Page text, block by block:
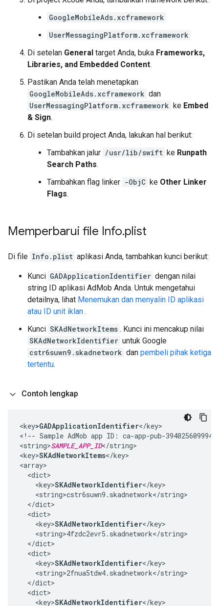
GoogleMobileAds.xcframework
UserMessagingPlatform.xcframework
Di setelan General target Anda, buka Frameworks,
Libraries, and Embedded Content.
Pastikan Anda telah menetapkan
GoogleMobileAds.xcframework dan
UserMessagingPlatform.xcframework ke Embed
& Sign.
Di setelan build project Anda, lakukan hal berikut:
Tambahkan jalur /usr/lib/swift ke Runpath
Search Paths.
Tambahkan flag linker -ObjC ke Other Linker
Flags.
Memperbarui file Info.plist
Di file Info.plist aplikasi Anda, tambahkan kunci berikut:
Kunci GADApplicationIdentifier dengan nilai
string ID aplikasi AdMob Anda. Untuk mengetahui
detailnya, lihat Menemukan dan menyalin ID aplikasi
atau ID unit iklan .
Kunci SKAdNetworkItems . Kunci ini mencakup nilai
SKAdNetworkIdentifier untuk Google
cstr6suwn9.skadnetwork dan pembeli pihak ketiga
tertentu.
Contoh lengkap
<key>GADApplicationIdentifier</key>
<!-- Sample AdMob app ID: ca-app-pub-
<string>SAMPLE_APP_ID</string>
<key>SKAdNetworkItems</key>
<array>
  <dict>
    <key>
SKAdNetworkIdentifier</key>
    <string>cstr6suwn9.skadnetwork</string>
  </dict>
  <dict>
    <key>
SKAdNetworkIdentifier</key>
    <string>4fzdc2evr5.skadnetwork</string>
  </dict>
  <dict>
    <key>
SKAdNetworkIdentifier</key>
    <string>2fnua5tdw4.skadnetwork</string>
  </dict>
  <dict>
    <key>
SKAdNetworkIdentifier</key>